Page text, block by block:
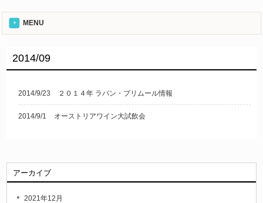
MENU
2014/09
2014/9/23 ２０１４年 ラパン・プリムール情報
2014/9/1 オーストリアワイン大試飲会
アーカイブ
2021年12月